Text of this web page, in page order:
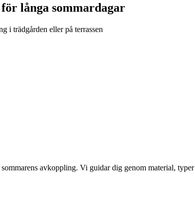
långa sommardagar
i trädgården eller på terrassen
avkoppling. Vi guidar dig genom material,